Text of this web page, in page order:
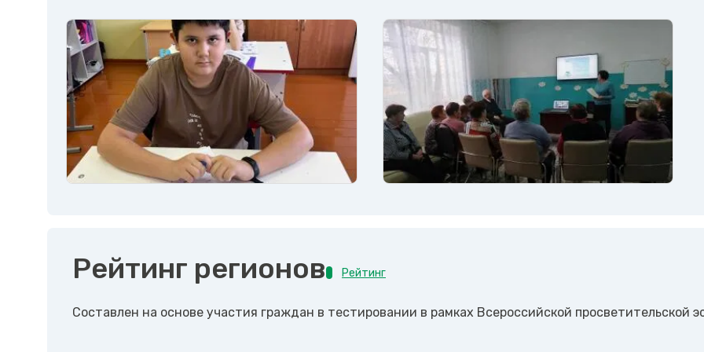
Рейтинг регионов Рейтинг
Составлен на основе участия граждан в тестировании в рамках Всероссийской просветительской